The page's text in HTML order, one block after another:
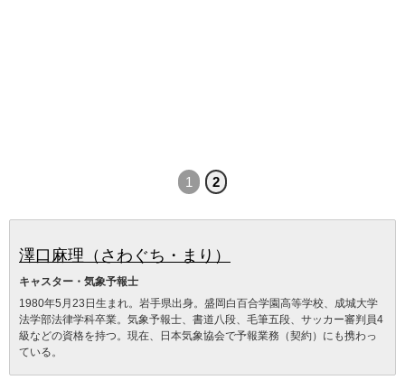
1 2
澤口麻理（さわぐち・まり）
キャスター・気象予報士
1980年5月23日生まれ。岩手県出身。盛岡白百合学園高等学校、成城大学
法学部法律学科卒業。気象予報士、書道八段、毛筆五段、サッカー審判員4
級などの資格を持つ。現在、日本気象協会で予報業務（契約）にも携わっ
ている。